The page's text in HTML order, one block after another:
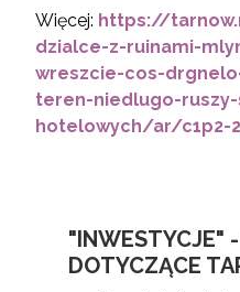
Więcej: https://
dzialce-z-ruinami-
wreszcie-cos-
teren-niedlugo-
hotelowych/ar/c1p2-
"INWESTYCJE"
DOTYCZĄCE